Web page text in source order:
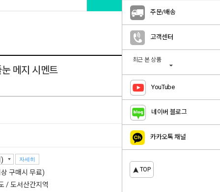
주문/배송
고객센터
최근 본 상품
YouTube
네이버 블로그
카카오톡 채널
TOP
메지 시멘트
자세히
구매시 무료)
/ 도서산간지역